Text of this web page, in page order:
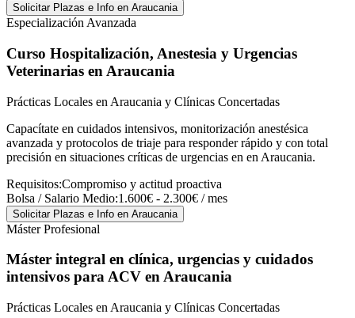
Solicitar Plazas e Info en Araucania
Especialización Avanzada
Curso Hospitalización, Anestesia y Urgencias
Veterinarias en Araucania
Prácticas Locales en Araucania y Clínicas Concertadas
Capacítate en cuidados intensivos, monitorización anestésica
avanzada y protocolos de triaje para responder rápido y con total
precisión en situaciones críticas de urgencias en en Araucania.
Requisitos:Compromiso y actitud proactiva
Bolsa / Salario Medio:1.600€ - 2.300€ / mes
Solicitar Plazas e Info en Araucania
Máster Profesional
Máster integral en clínica, urgencias y cuidados
intensivos para ACV en Araucania
Prácticas Locales en Araucania y Clínicas Concertadas